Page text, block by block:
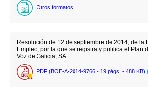
Otros formatos
Resolución de 12 de septiembre de 2014, de la
Empleo, por la que se registra y publica el Plan
Voz de Galicia, SA.
PDF (BOE-A-2014-9766 - 19 págs. - 488 KB)